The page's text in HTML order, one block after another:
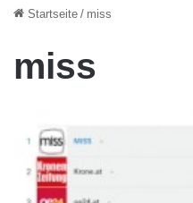
Startseite / miss
miss